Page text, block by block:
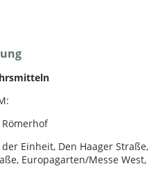
Einheit, Den Haager Straße,
Europagarten/Messe West,